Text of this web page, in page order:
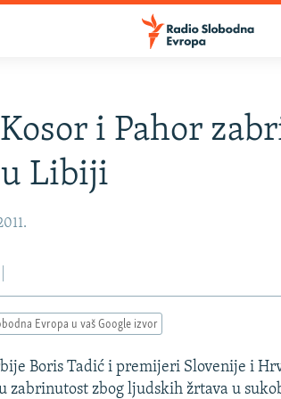
i Pahor
Libiji
Evropa u vaš Google izvor
Boris Tadić i premijeri Slovenije i
zabrinutost zbog ljudskih žrtava u